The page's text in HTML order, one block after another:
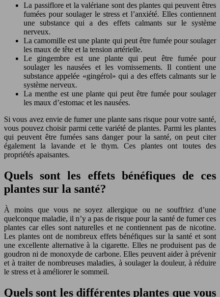
La passiflore et la valériane sont des plantes qui peuvent êtres
fumées pour soulager le stress et l’anxiété. Elles contiennent
une substance qui a des effets calmants sur le système
nerveux.
La camomille est une plante qui peut être fumée pour soulager
les maux de tête et la tension artérielle.
Le gingembre est une plante qui peut être fumée pour
soulager les nausées et les vomissements. Il contient une
substance appelée «gingérol» qui a des effets calmants sur le
système nerveux.
La menthe est une plante qui peut être fumée pour soulager
les maux d’estomac et les nausées.
Si vous avez envie de fumer une plante sans risque pour votre santé,
vous pouvez choisir parmi cette variété de plantes. Parmi les plantes
qui peuvent être fumées sans danger pour la santé, on peut citer
également la lavande et le thym. Ces plantes ont toutes des
propriétés apaisantes.
Quels sont les effets bénéfiques de ces
plantes sur la santé?
À moins que vous ne soyez allergique ou ne souffriez d’une
quelconque maladie, il n’y a pas de risque pour la santé de fumer ces
plantes car elles sont naturelles et ne contiennent pas de nicotine.
Les plantes ont de nombreux effets bénéfiques sur la santé et sont
une excellente alternative à la cigarette. Elles ne produisent pas de
goudron ni de monoxyde de carbone. Elles peuvent aider à prévenir
et à traiter de nombreuses maladies, à soulager la douleur, à réduire
le stress et à améliorer le sommeil.
Quels sont les différentes plantes que vous